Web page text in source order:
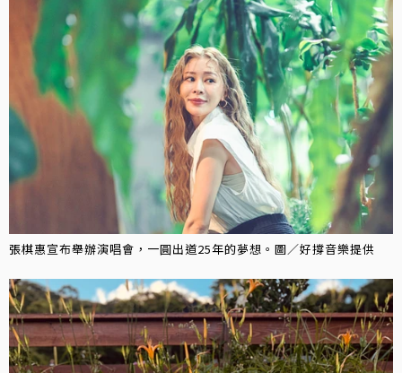
張棋惠宣布舉辦演唱會，一圓出道25年的夢想。圖／好撐音樂提供